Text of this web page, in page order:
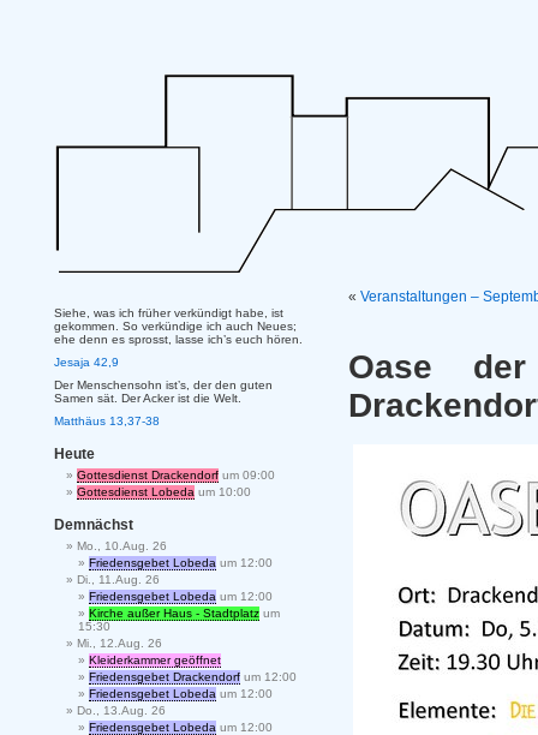
« Veranstaltungen –
Oase
Siehe, was ich früher verkündigt habe, ist
gekommen. So verkündige ich auch Neues;
ehe denn es sprosst, lasse ich’s euch hören.
Jesaja 42,9
Der Menschensohn ist’s, der den guten
Samen sät. Der Acker ist die Welt.
Matthäus 13,37-38
Heute
Gottesdienst Drackendorf um 09:00
Gottesdienst Lobeda um 10:00
Demnächst
Mo., 10.Aug. 26
Friedensgebet Lobeda um 12:00
Di., 11.Aug. 26
Friedensgebet Lobeda um 12:00
Kirche außer Haus - Stadtplatz um
15:30
Mi., 12.Aug. 26
Kleiderkammer geöffnet
Friedensgebet Drackendorf um 12:00
Friedensgebet Lobeda um 12:00
Do., 13.Aug. 26
Friedensgebet Lobeda um 12:00